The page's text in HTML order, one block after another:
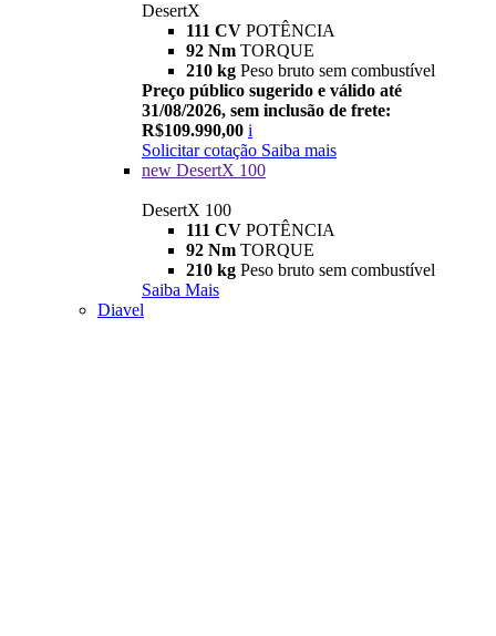
DesertX
111 CV POTÊNCIA
92 Nm TORQUE
210 kg Peso bruto sem combustível
Preço público sugerido e válido até
31/08/2026, sem inclusão de frete:
R$109.990,00 i
Solicitar cotação Saiba mais
new DesertX 100
DesertX 100
111 CV POTÊNCIA
92 Nm TORQUE
210 kg Peso bruto sem combustível
Saiba Mais
Diavel